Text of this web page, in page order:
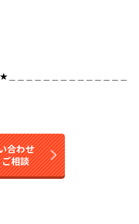
＿＿＿＿＿＿＿＿＿＿＿＿＿＿
合わせ
ご相談